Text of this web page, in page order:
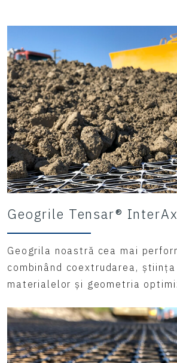
Geogrile Tensar®
Geogrila noastră cea mai
combinând coextrudarea,
materialelor și geometria